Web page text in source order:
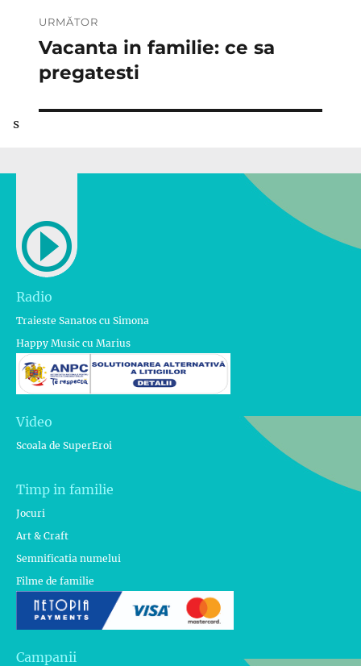
URMĂTOR
Articolul
următor:
Vacanta in familie: ce sa
pregatesti
s
Radio
Traieste Sanatos cu Simona
Happy Music cu Marius
Video
Scoala de SuperEroi
Timp in familie
Jocuri
Art & Craft
Semnificatia numelui
Filme de familie
Campanii